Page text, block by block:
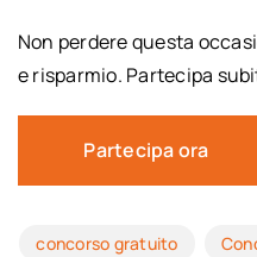
Non perdere questa
e risparmio. Partecipa
Partecipa ora
concorso gratuito